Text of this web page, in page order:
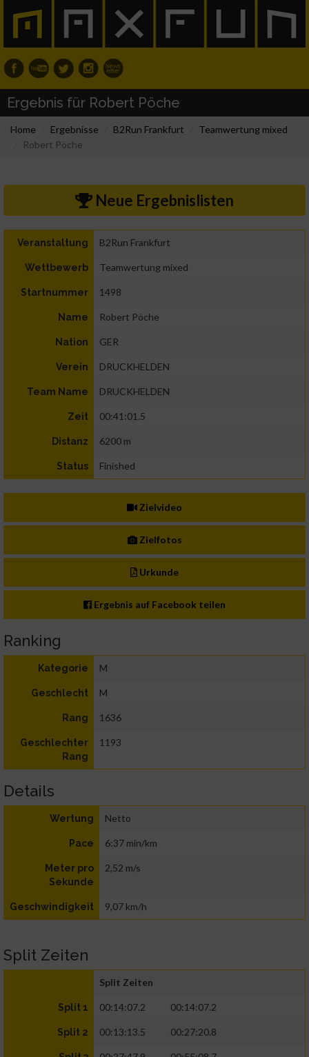
Ergebnis für Robert Pöche
Home Ergebnisse B2Run Frankfurt
Teamwertung mixed
Robert Pöche
Neue Ergebnislisten
Veranstaltung B2Run Frankfurt
Wettbewerb Teamwertung mixed
Startnummer 1498
Name Robert Pöche
Nation GER
Verein DRUCKHELDEN
Team Name DRUCKHELDEN
Zeit 00:41:01.5
Distanz 6200 m
Status Finished
Zielvideo
Zielfotos
Urkunde
Ergebnis auf Facebook teilen
Ranking
Kategorie M
Geschlecht M
Rang 1636
Geschlechter
Rang
1193
Details
Wertung Netto
Pace 6:37 min/km
Meter pro
Sekunde
2,52 m/s
Geschwindigkeit 9,07 km/h
Split Zeiten
Split Zeiten
Split 1 00:14:07.2 00:14:07.2
Split 2 00:13:13.5 00:27:20.8